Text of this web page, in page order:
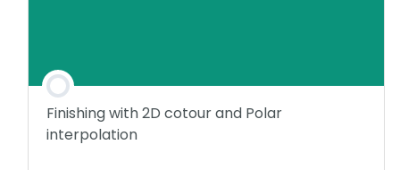
Finishing with 2D cotour and Polar
interpolation